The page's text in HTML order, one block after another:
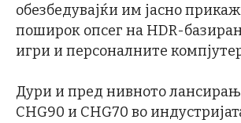
обезбедувајќи им јасно
поширок опсег на HDR-
игри и персоналните
Дури и пред нивното
CHG90 и CHG70 во